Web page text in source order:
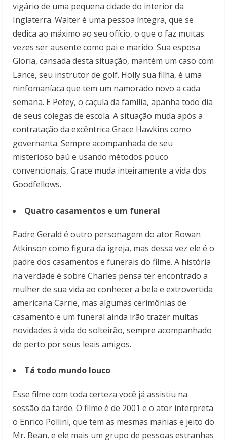
vigário de uma pequena cidade do interior da
Inglaterra. Walter é uma pessoa íntegra, que se
dedica ao máximo ao seu ofício, o que o faz muitas
vezes ser ausente como pai e marido. Sua esposa
Gloria, cansada desta situação, mantém um caso com
Lance, seu instrutor de golf. Holly sua filha, é uma
ninfomaníaca que tem um namorado novo a cada
semana. E Petey, o caçula da família, apanha todo dia
de seus colegas de escola. A situação muda após a
contratação da excêntrica Grace Hawkins como
governanta. Sempre acompanhada de seu
misterioso baú e usando métodos pouco
convencionais, Grace muda inteiramente a vida dos
Goodfellows.
Quatro casamentos e um funeral
Padre Gerald é outro personagem do ator Rowan
Atkinson como figura da igreja, mas dessa vez ele é o
padre dos casamentos e funerais do filme. A história
na verdade é sobre Charles pensa ter encontrado a
mulher de sua vida ao conhecer a bela e extrovertida
americana Carrie, mas algumas cerimônias de
casamento e um funeral ainda irão trazer muitas
novidades à vida do solteirão, sempre acompanhado
de perto por seus leais amigos.
Tá todo mundo louco
Esse filme com toda certeza você já assistiu na
sessão da tarde. O filme é de 2001 e o ator interpreta
o Enrico Pollini, que tem as mesmas manias e jeito do
Mr. Bean, e ele mais um grupo de pessoas estranhas